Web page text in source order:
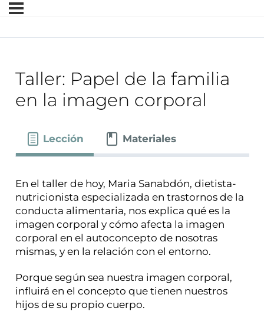
Taller: Papel de la familia
en la imagen corporal
Lección Materiales
​En el taller de hoy, Maria Sanabdón, dietista-
nutricionista especializada en trastornos de la
conducta alimentaria, nos explica qué es la
imagen corporal y cómo afecta la imagen
corporal en el autoconcepto de nosotras
mismas, y en la relación con el entorno.
Porque según sea nuestra imagen corporal,
influirá en el concepto que tienen nuestros
hijos de su propio cuerpo.